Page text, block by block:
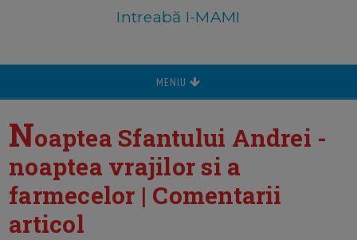
Intreabă I-MAMI
MENIU
Noaptea Sfantului Andrei -
noaptea vrajilor si a
farmecelor | Comentarii
articol